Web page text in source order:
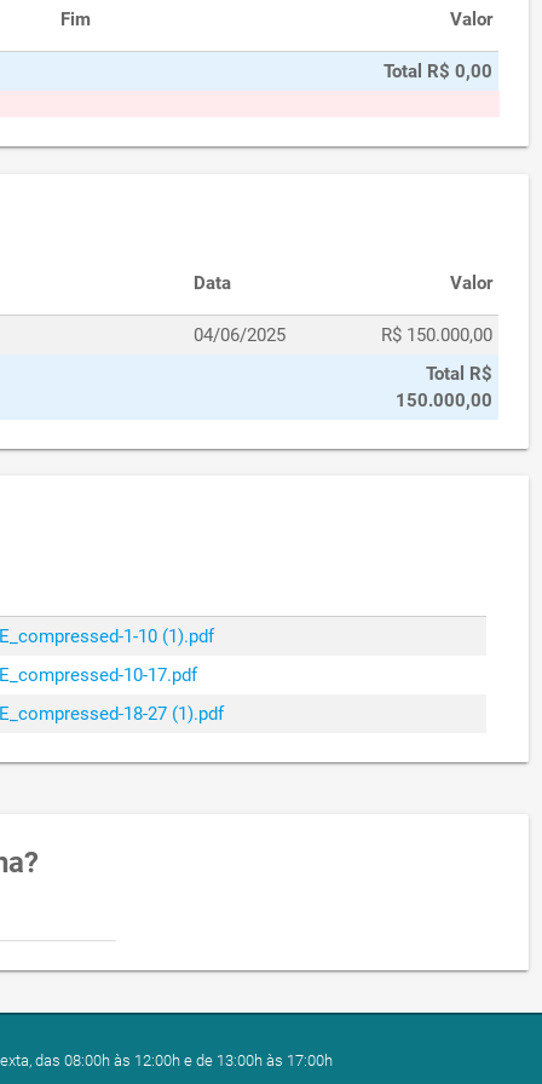
Fim Valor
Total R$ 0,00
Data Valor
04/06/2025 R$ 150.000,00
Total R$
150.000,00
1-10 (1).pdf
10-17.pdf
18-27 (1).pdf
das 08:00h às 12:00h e de 13:00h às 17:00h